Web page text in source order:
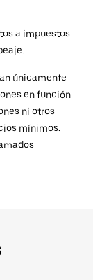
a impuestos
únicamente
en función
ni otros
mínimos.